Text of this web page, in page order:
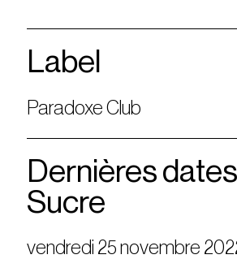
Label
Paradoxe Club
Dernières
Sucre
vendredi 25 novembre